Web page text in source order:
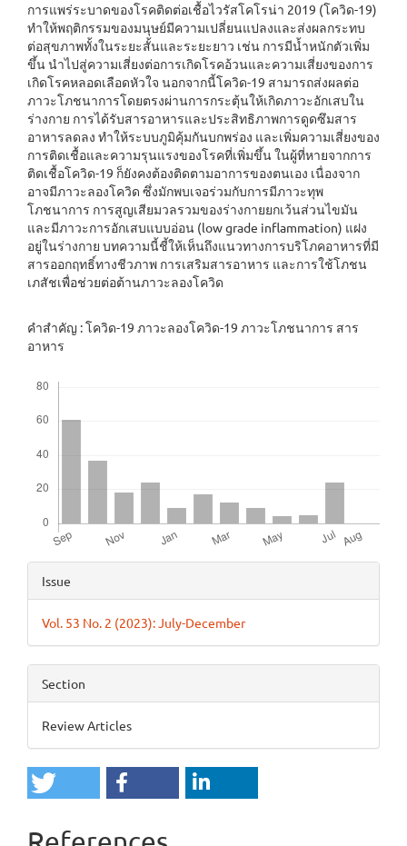
การแพร่ระบาดของโรคติดต่อเชื้อไวรัสโคโรน่า 2019 (โควิด-19)
ทำให้พฤติกรรมของมนุษย์มีความเปลี่ยนแปลงและส่งผลกระทบ
ต่อสุขภาพทั้งในระยะสั้นและระยะยาว เช่น การมีน้ำหนักตัวเพิ่ม
ขึ้น นำไปสู่ความเสี่ยงต่อการเกิดโรคอ้วนและความเสี่ยงของการ
เกิดโรคหลอดเลือดหัวใจ นอกจากนี้โควิด-19 สามารถส่งผลต่อ
ภาวะโภชนาการโดยตรงผ่านการกระตุ้นให้เกิดภาวะอักเสบใน
ร่างกาย การได้รับสารอาหารและประสิทธิภาพการดูดซึมสาร
อาหารลดลง ทำให้ระบบภูมิคุ้มกันบกพร่อง และเพิ่มความเสี่ยงของ
การติดเชื้อและความรุนแรงของโรคที่เพิ่มขึ้น ในผู้ที่หายจากการ
ติดเชื้อโควิด-19 ก็ยังคงต้องติดตามอาการของตนเอง เนื่องจาก
อาจมีภาวะลองโควิด ซึ่งมักพบเจอร่วมกับการมีภาวะทุพ
โภชนาการ การสูญเสียมวลรวมของร่างกายยกเว้นส่วนไขมัน
และมีภาวะการอักเสบแบบอ่อน (low grade inflammation) แฝง
อยู่ในร่างกาย บทความนี้ชี้ให้เห็นถึงแนวทางการบริโภคอาหารที่มี
สารออกฤทธิ์ทางชีวภาพ การเสริมสารอาหาร และการใช้โภชน
เภสัชเพื่อช่วยต่อต้านภาวะลองโควิด
คำสำคัญ : โควิด-19 ภาวะลองโควิด-19 ภาวะโภชนาการ สาร
อาหาร
Article
Details
Issue
Vol. 53 No. 2 (2023): July-December
Section
Review Articles